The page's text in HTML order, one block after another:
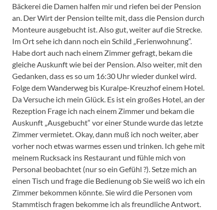
Bäckerei die Damen halfen mir und riefen bei der Pension
an. Der Wirt der Pension teilte mit, dass die Pension durch
Monteure ausgebucht ist. Also gut, weiter auf die Strecke.
Im Ort sehe ich dann noch ein Schild „Ferienwohnung“.
Habe dort auch nach einem Zimmer gefragt, bekam die
gleiche Auskunft wie bei der Pension. Also weiter, mit den
Gedanken, dass es so um 16:30 Uhr wieder dunkel wird.
Folge dem Wanderweg bis Kuralpe-Kreuzhof einem Hotel.
Da Versuche ich mein Glück. Es ist ein großes Hotel, an der
Rezeption Frage ich nach einem Zimmer und bekam die
Auskunft „Ausgebucht“ vor einer Stunde wurde das letzte
Zimmer vermietet. Okay, dann muß ich noch weiter, aber
vorher noch etwas warmes essen und trinken. Ich gehe mit
meinem Rucksack ins Restaurant und fühle mich von
Personal beobachtet (nur so ein Gefühl ?). Setze mich an
einen Tisch und frage die Bedienung ob Sie weiß wo ich ein
Zimmer bekommen könnte. Sie wird die Personen vom
Stammtisch fragen bekomme ich als freundliche Antwort.